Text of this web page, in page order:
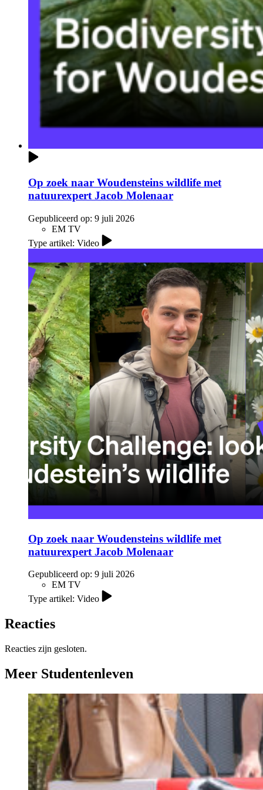
Op zoek naar Woudensteins wildlife met
natuurexpert Jacob Molenaar
Gepubliceerd op: 9 juli 2026
EM TV
Type artikel: Video
Op zoek naar Woudensteins wildlife met
natuurexpert Jacob Molenaar
Gepubliceerd op: 9 juli 2026
EM TV
Type artikel: Video
Reacties
Reacties zijn gesloten.
Meer Studentenleven